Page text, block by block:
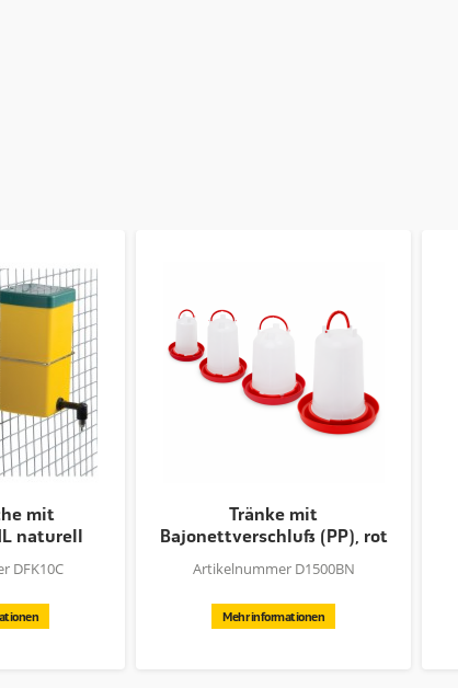
mit
naturell
DFK10C
Tränke mit
Bajonettverschluss (PP), rot
Artikelnummer D1500BN
Mehr informationen